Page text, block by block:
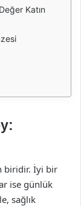
Katın
biridir. İyi bir
ise günlük
sağlık